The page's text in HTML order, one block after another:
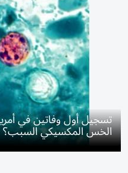
تسجيل أول وفاتين في
الخس المكسيكي السبب؟